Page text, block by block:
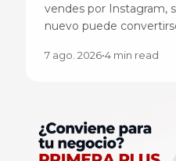
vendes por Instagram,
nuevo puede
7 ago. 2026•4 min read